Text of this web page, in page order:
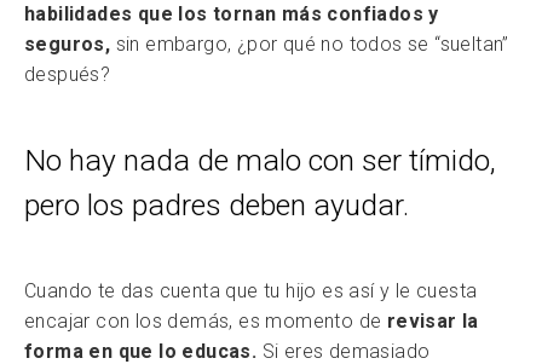
habilidades que los tornan más confiados y
seguros, sin embargo, ¿por qué no todos se “sueltan”
después?
No hay nada de malo con ser tímido,
pero los padres deben ayudar.
Cuando te das cuenta que tu hijo es así y le cuesta
encajar con los demás, es momento de revisar la
forma en que lo educas. Si eres demasiado